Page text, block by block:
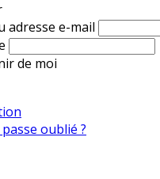
adresse e-mail
de moi
oublié ?